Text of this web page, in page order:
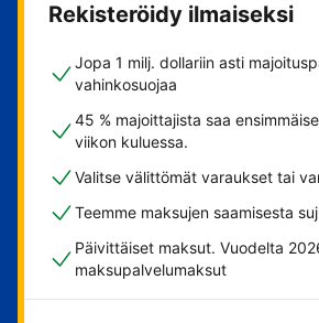
Rekisteröidy ilmaiseksi
Jopa 1 milj. dollariin asti
vahinkosuojaa
45 % majoittajista saa
viikon kuluessa.
Valitse välittömät varaukset tai
Teemme maksujen saamisesta
Päivittäiset maksut. Vuodelta
maksupalvelumaksut